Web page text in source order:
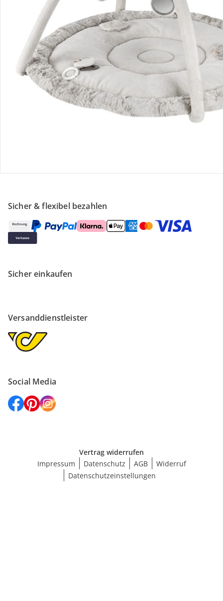
Retoure & Reklamation
Gutscheine & Aktionen
Kontakt & Service
Sicher & flexibel bezahlen
Sicher einkaufen
Versanddienstleister
Social Media
Vertrag widerrufen
Impressum
Datenschutz AGB
Widerruf
Datenschutzeinstellungen